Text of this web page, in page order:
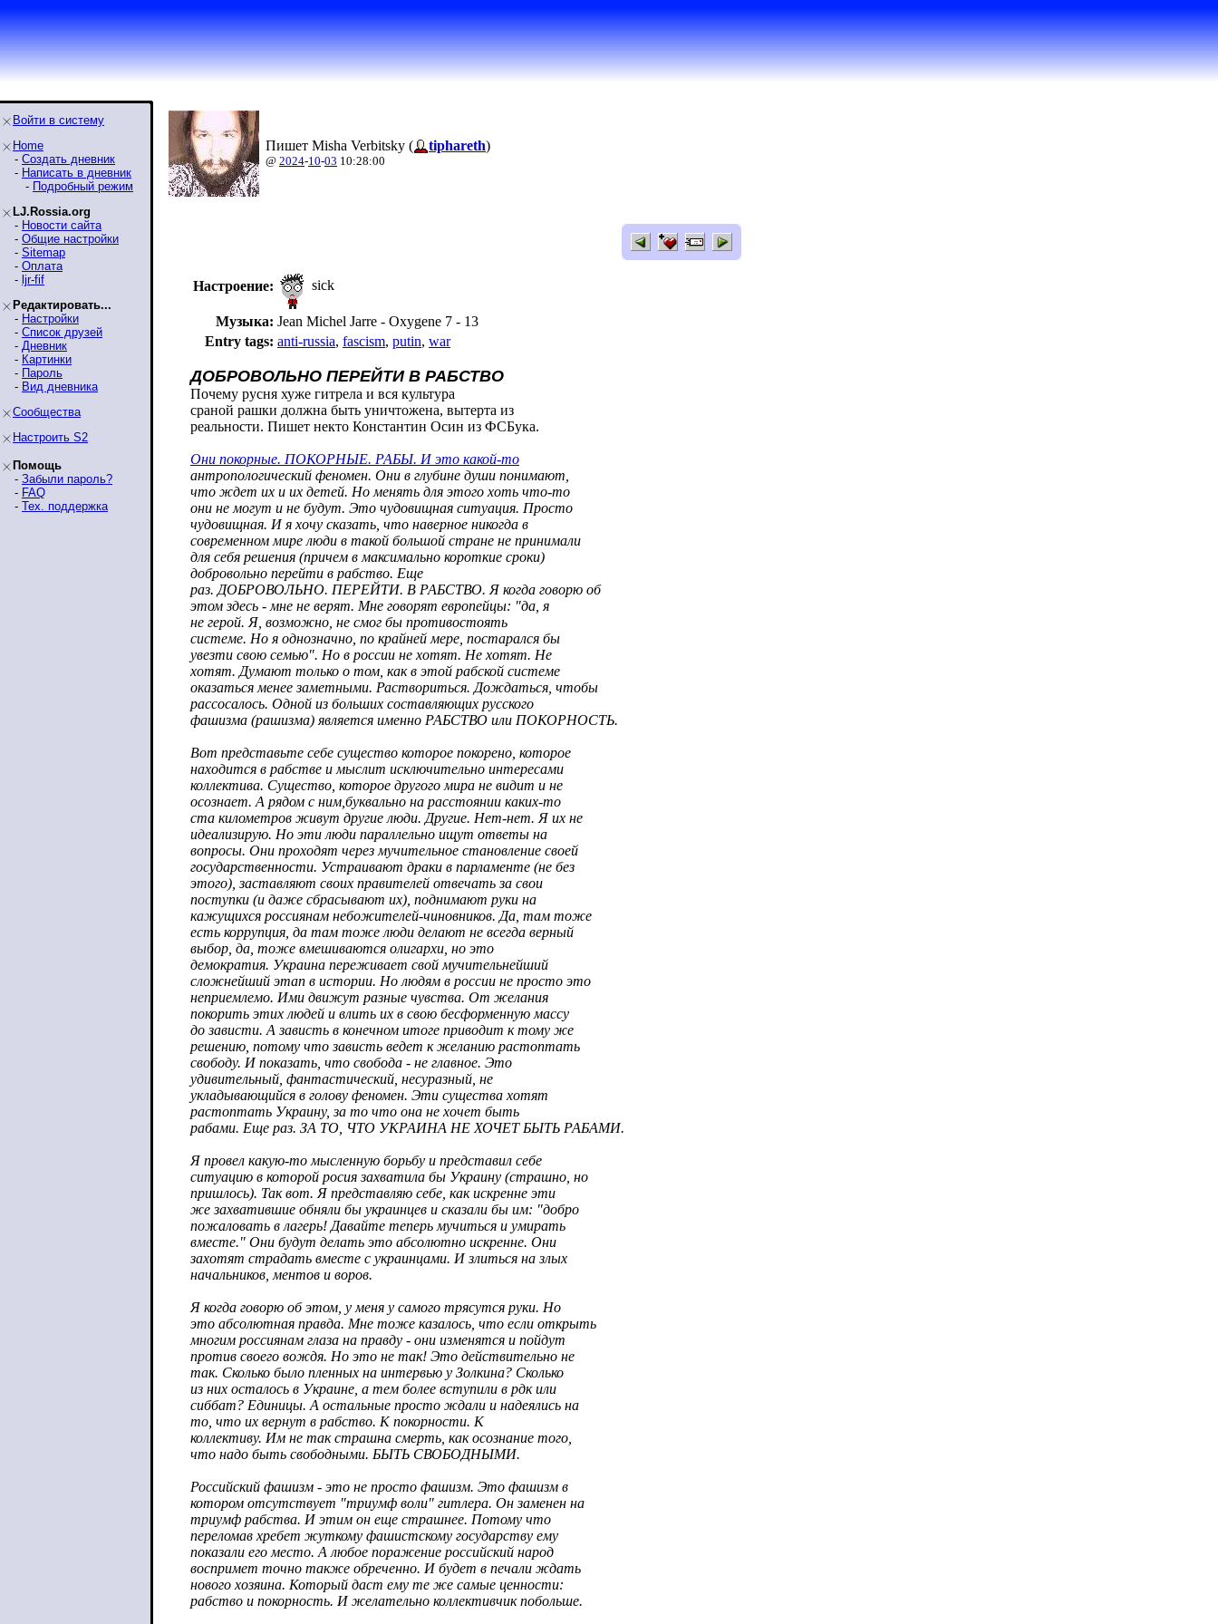
Войти в систему
Home
- Создать дневник
- Написать в дневник
- Подробный режим
LJ.Rossia.org
- Новости сайта
- Общие настройки
- Sitemap
- Оплата
- ljr-fif
Редактировать...
- Настройки
- Список друзей
- Дневник
- Картинки
- Пароль
- Вид дневника
Сообщества
Настроить S2
Помощь
- Забыли пароль?
- FAQ
- Тех. поддержка
Пишет Misha Verbitsky ( tiphareth)
@ 2024-10-03 10:28:00
Настроение: sick
Музыка: Jean Michel Jarre - Oxygene 7 - 13
Entry tags: anti-russia, fascism, putin, war
ДОБРОВОЛЬНО ПЕРЕЙТИ В РАБСТВО
Почему русня хуже гитрела и вся культура
сраной рашки должна быть уничтожена, вытерта из
реальности. Пишет некто Константин Осин из ФСБука.
Они покорные. ПОКОРНЫЕ. РАБЫ. И это какой-то
антропологический феномен. Они в глубине души понимают,
что ждет их и их детей. Но менять для этого хоть что-то
они не могут и не будут. Это чудовищная ситуация. Просто
чудовищная. И я хочу сказать, что наверное никогда в
современном мире люди в такой большой стране не принимали
для себя решения (причем в максимально короткие сроки)
добровольно перейти в рабство. Еще
раз. ДОБРОВОЛЬНО. ПЕРЕЙТИ. В РАБСТВО. Я когда говорю об
этом здесь - мне не верят. Мне говорят европейцы: "да, я
не герой. Я, возможно, не смог бы противостоять
системе. Но я однозначно, по крайней мере, постарался бы
увезти свою семью". Но в россии не хотят. Не хотят. Не
хотят. Думают только о том, как в этой рабской системе
оказаться менее заметными. Раствориться. Дождаться, чтобы
рассосалось. Одной из больших составляющих русского
фашизма (рашизма) является именно РАБСТВО или ПОКОРНОСТЬ.
Вот представьте себе существо которое покорено, которое
находится в рабстве и мыслит исключительно интересами
коллектива. Существо, которое другого мира не видит и не
осознает. А рядом с ним,буквально на расстоянии каких-то
ста километров живут другие люди. Другие. Нет-нет. Я их не
идеализирую. Но эти люди параллельно ищут ответы на
вопросы. Они проходят через мучительное становление своей
государственности. Устраивают драки в парламенте (не без
этого), заставляют своих правителей отвечать за свои
поступки (и даже сбрасывают их), поднимают руки на
кажущихся россиянам небожителей-чиновников. Да, там тоже
есть коррупция, да там тоже люди делают не всегда верный
выбор, да, тоже вмешиваются олигархи, но это
демократия. Украина переживает свой мучительнейший
сложнейший этап в истории. Но людям в россии не просто это
неприемлемо. Ими движут разные чувства. От желания
покорить этих людей и влить их в свою бесформенную массу
до зависти. А зависть в конечном итоге приводит к тому же
решению, потому что зависть ведет к желанию растоптать
свободу. И показать, что свобода - не главное. Это
удивительный, фантастический, несуразный, не
укладывающийся в голову феномен. Эти существа хотят
растоптать Украину, за то что она не хочет быть
рабами. Еще раз. ЗА ТО, ЧТО УКРАИНА НЕ ХОЧЕТ БЫТЬ РАБАМИ.
Я провел какую-то мысленную борьбу и представил себе
ситуацию в которой росия захватила бы Украину (страшно, но
пришлось). Так вот. Я представляю себе, как искренне эти
же захватившие обняли бы украинцев и сказали бы им: "добро
пожаловать в лагерь! Давайте теперь мучиться и умирать
вместе." Они будут делать это абсолютно искренне. Они
захотят страдать вместе с украинцами. И злиться на злых
начальников, ментов и воров.
Я когда говорю об этом, у меня у самого трясутся руки. Но
это абсолютная правда. Мне тоже казалось, что если открыть
многим россиянам глаза на правду - они изменятся и пойдут
против своего вождя. Но это не так! Это действительно не
так. Сколько было пленных на интервью у Золкина? Сколько
из них осталось в Украине, а тем более вступили в рдк или
сиббат? Единицы. А остальные просто ждали и надеялись на
то, что их вернут в рабство. К покорности. К
коллективу. Им не так страшна смерть, как осознание того,
что надо быть свободными. БЫТЬ СВОБОДНЫМИ.
Российский фашизм - это не просто фашизм. Это фашизм в
котором отсутствует "триумф воли" гитлера. Он заменен на
триумф рабства. И этим он еще страшнее. Потому что
переломав хребет жуткому фашистскому государству ему
показали его место. А любое поражение российский народ
воспримет точно также обреченно. И будет в печали ждать
нового хозяина. Который даст ему те же самые ценности:
рабство и покорность. И желательно коллективчик побольше.